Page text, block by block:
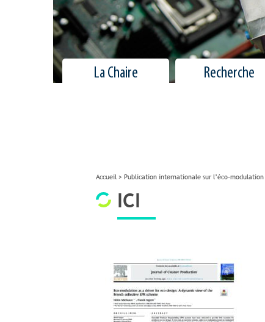
La Chaire Recherche
Accueil> Publication internationale sur l’éco-modulation
ICI